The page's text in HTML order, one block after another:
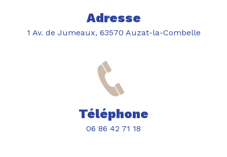
Adresse
1 Av. de Jumeaux, 63570 Auzat-la-Combelle
Téléphone
06 86 42 71 18